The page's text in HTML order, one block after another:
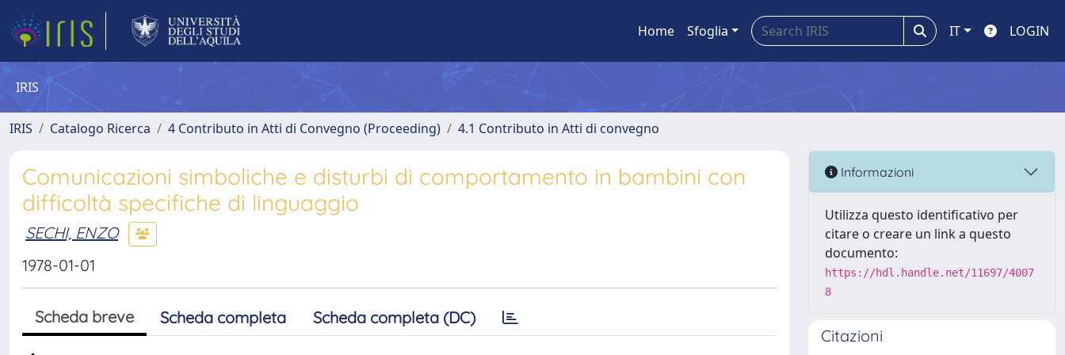
Home Sfoglia IT LOGIN
IRIS
IRIS Catalogo Ricerca 4 Contributo in Atti di Convegno (Proceeding) 4.1 Contributo in Atti di convegno
Comunicazioni simboliche e disturbi di comportamento in bambini con
difficoltà specifiche di linguaggio
SECHI, ENZO
1978-01-01
Scheda breve Scheda completa Scheda completa (DC)
Informazioni
Utilizza questo identificativo per
citare o creare un link a questo
documento:
https://hdl.handle.net/11697/4007
8
Citazioni